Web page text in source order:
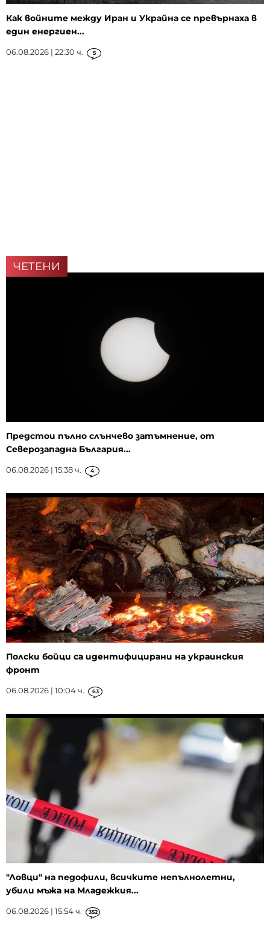
Как войните между Иран и Украйна се превърнаха в
един енергиен...
06.08.2026 | 22:30 ч. 5
ЧЕТЕНИ
Предстои пълно слънчево затъмнение, от
Северозападна България...
06.08.2026 | 15:38 ч. 4
Полски бойци са идентифицирани на украинския
фронт
06.08.2026 | 10:04 ч. 63
"Ловци" на педофили, всичките непълнолетни,
убили мъжа на Младежкия...
06.08.2026 | 15:54 ч. 352